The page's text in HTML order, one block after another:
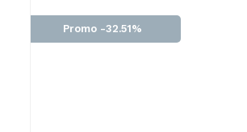
Promo -32.51%